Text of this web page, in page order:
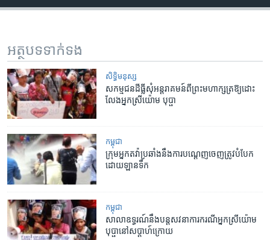
អត្ថបទ​ទាក់ទង
សិទ្ធិ​មនុស្ស
សកម្មជន​ដីធ្លី​សុំ​អន្តរាគមន៍​ពី​ព្រះមហាក្សត្រ​ឱ្យ​ដោះ
លែង​អ្នកស្រី​យ៉ោម បុប្ផា
កម្ពុជា
ក្រុមអ្នកតវ៉ាប្រឆាំងនឹងការបណ្តេញចេញត្រូវបំបែក
ដោយឡានទឹក
កម្ពុជា
សាលា​ឧទ្ធរណ៍​នឹង​បន្ត​សវនាការ​ករណី​អ្នកស្រី​យ៉ោម
បុប្ផា​នៅ​សប្តាហ៍​ក្រោយ